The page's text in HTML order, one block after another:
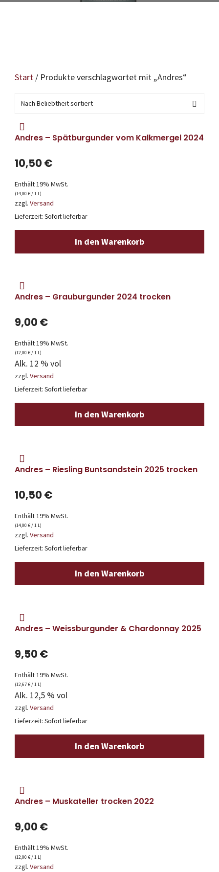
Start / Produkte verschlagwortet mit „Andres“
Andres – Spätburgunder vom Kalkmergel 2024
10,50 €
Enthält 19% MwSt.
(14,00 €/ 1 L)
zzgl. Versand
Lieferzeit: Sofort lieferbar
In den Warenkorb
Andres – Grauburgunder 2024 trocken
9,00 €
Enthält 19% MwSt.
(12,00 €/ 1 L)
Alk. 12 % vol
zzgl. Versand
Lieferzeit: Sofort lieferbar
In den Warenkorb
Andres – Riesling Buntsandstein 2025 trocken
10,50 €
Enthält 19% MwSt.
(14,00 €/ 1 L)
zzgl. Versand
Lieferzeit: Sofort lieferbar
In den Warenkorb
Andres – Weissburgunder & Chardonnay 2025
9,50 €
Enthält 19% MwSt.
(12,67€/ 1 L)
Alk. 12,5 % vol
zzgl. Versand
Lieferzeit: Sofort lieferbar
In den Warenkorb
Andres – Muskateller trocken 2022
9,00 €
Enthält 19% MwSt.
(12,00 €/ 1 L)
zzgl. Versand